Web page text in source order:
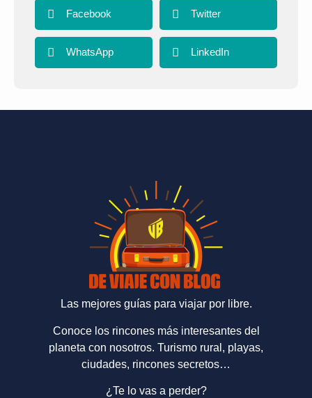
Facebook Twitter
WhatsApp LinkedIn
Las mejores guías para viajar por libre.
Conoce los rincones más interesantes del
planeta con nosotros. Turismo rural, playas,
ciudades, rincones secretos…
¿Te lo vas a perder?